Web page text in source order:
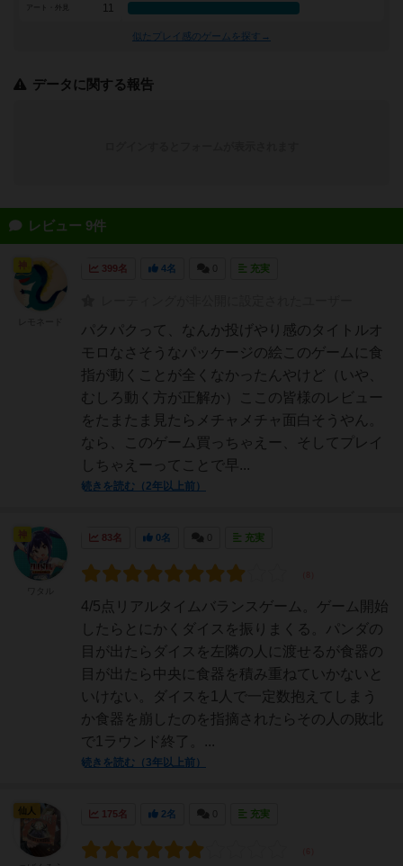
アート・外見 11
似たプレイ感のゲームを探す→
データに関する報告
レビュー 9件
399名 4名 充実
パクパクって、なんか投げやり感のタイトルオ
モロなさそうなパッケージの絵このゲームに食
指が動くことが全くなかったんやけど（いや、
むしろ動く方が正解か）ここの皆様のレビュー
をたまたま見たらメチャメチャ面白そうやん。
なら、このゲーム買っちゃえー、そしてプレイ
しちゃえーってことで早...
続きを読む（2年以上前）
83名 0名 充実
4/5点リアルタイムバランスゲーム。ゲーム開始
したらとにかくダイスを振りまくる。パンダの
目が出たらダイスを左隣の人に渡せるが食器の
目が出たら中央に食器を積み重ねていかないと
いけない。ダイスを1人で一定数抱えてしまう
か食器を崩したのを指摘されたらその人の敗北
で1ラウンド終了。...
続きを読む（3年以上前）
175名 2名 充実
仙人